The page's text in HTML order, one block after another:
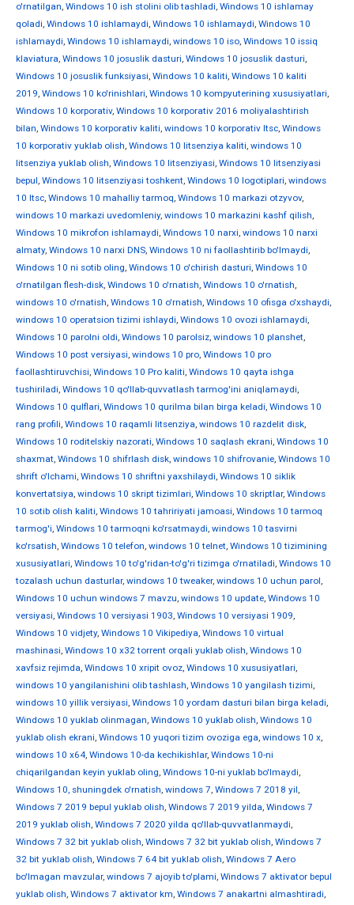
o'rnatilgan, Windows 10 ish stolini olib tashladi, Windows 10 ishlamay
qoladi, Windows 10 ishlamaydi, Windows 10 ishlamaydi, Windows 10
ishlamaydi, Windows 10 ishlamaydi, windows 10 iso, Windows 10 issiq
klaviatura, Windows 10 josuslik dasturi, Windows 10 josuslik dasturi,
Windows 10 josuslik funksiyasi, Windows 10 kaliti, Windows 10 kaliti
2019, Windows 10 ko'rinishlari, Windows 10 kompyuterining xususiyatlari,
Windows 10 korporativ, Windows 10 korporativ 2016 moliyalashtirish
bilan, Windows 10 korporativ kaliti, windows 10 korporativ ltsc, Windows
10 korporativ yuklab olish, Windows 10 litsenziya kaliti, windows 10
litsenziya yuklab olish, Windows 10 litsenziyasi, Windows 10 litsenziyasi
bepul, Windows 10 litsenziyasi toshkent, Windows 10 logotiplari, windows
10 ltsc, Windows 10 mahalliy tarmoq, Windows 10 markazi otzyvov,
windows 10 markazi uvedomleniy, windows 10 markazini kashf qilish,
Windows 10 mikrofon ishlamaydi, Windows 10 narxi, windows 10 narxi
almaty, Windows 10 narxi DNS, Windows 10 ni faollashtirib bo'lmaydi,
Windows 10 ni sotib oling, Windows 10 o'chirish dasturi, Windows 10
o'rnatilgan flesh-disk, Windows 10 o'rnatish, Windows 10 o'rnatish,
windows 10 o'rnatish, Windows 10 o'rnatish, Windows 10 ofisga o'xshaydi,
windows 10 operatsion tizimi ishlaydi, Windows 10 ovozi ishlamaydi,
Windows 10 parolni oldi, Windows 10 parolsiz, windows 10 planshet,
Windows 10 post versiyasi, windows 10 pro, Windows 10 pro
faollashtiruvchisi, Windows 10 Pro kaliti, Windows 10 qayta ishga
tushiriladi, Windows 10 qo'llab-quvvatlash tarmog'ini aniqlamaydi,
Windows 10 qulflari, Windows 10 qurilma bilan birga keladi, Windows 10
rang profili, Windows 10 raqamli litsenziya, windows 10 razdelit disk,
Windows 10 roditelskiy nazorati, Windows 10 saqlash ekrani, Windows 10
shaxmat, Windows 10 shifrlash disk, windows 10 shifrovanie, Windows 10
shrift o'lchami, Windows 10 shriftni yaxshilaydi, Windows 10 siklik
konvertatsiya, windows 10 skript tizimlari, Windows 10 skriptlar, Windows
10 sotib olish kaliti, Windows 10 tahririyati jamoasi, Windows 10 tarmoq
tarmog'i, Windows 10 tarmoqni ko'rsatmaydi, windows 10 tasvirni
ko'rsatish, Windows 10 telefon, windows 10 telnet, Windows 10 tizimining
xususiyatlari, Windows 10 to'g'ridan-to'g'ri tizimga o'rnatiladi, Windows 10
tozalash uchun dasturlar, windows 10 tweaker, windows 10 uchun parol,
Windows 10 uchun windows 7 mavzu, windows 10 update, Windows 10
versiyasi, Windows 10 versiyasi 1903, Windows 10 versiyasi 1909,
Windows 10 vidjety, Windows 10 Vikipediya, Windows 10 virtual
mashinasi, Windows 10 x32 torrent orqali yuklab olish, Windows 10
xavfsiz rejimda, Windows 10 xripit ovoz, Windows 10 xususiyatlari,
windows 10 yangilanishini olib tashlash, Windows 10 yangilash tizimi,
windows 10 yillik versiyasi, Windows 10 yordam dasturi bilan birga keladi,
Windows 10 yuklab olinmagan, Windows 10 yuklab olish, Windows 10
yuklab olish ekrani, Windows 10 yuqori tizim ovoziga ega, windows 10 х,
windows 10 х64, Windows 10-da kechikishlar, Windows 10-ni
chiqarilgandan keyin yuklab oling, Windows 10-ni yuklab bo'lmaydi,
Windows 10, shuningdek o'rnatish, windows 7, Windows 7 2018 yil,
Windows 7 2019 bepul yuklab olish, Windows 7 2019 yilda, Windows 7
2019 yuklab olish, Windows 7 2020 yilda qo'llab-quvvatlanmaydi,
Windows 7 32 bit yuklab olish, Windows 7 32 bit yuklab olish, Windows 7
32 bit yuklab olish, Windows 7 64 bit yuklab olish, Windows 7 Aero
bo'lmagan mavzular, windows 7 ajoyib to'plami, Windows 7 aktivator bepul
yuklab olish, Windows 7 aktivator km, Windows 7 anakartni almashtiradi,